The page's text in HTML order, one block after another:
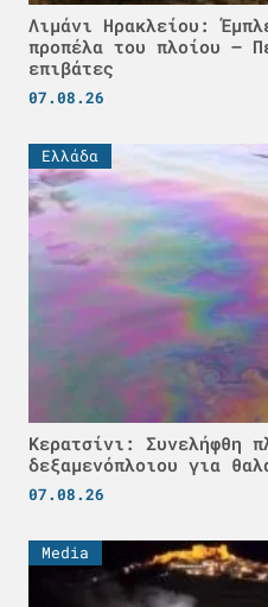
Λιμάνι Ηρακλείου:
προπέλα του πλοίου –
επιβάτες
07.08.26
Ελλάδα
Κερατσίνι: Συνελήφθη
δεξαμενόπλοιου για
07.08.26
Media